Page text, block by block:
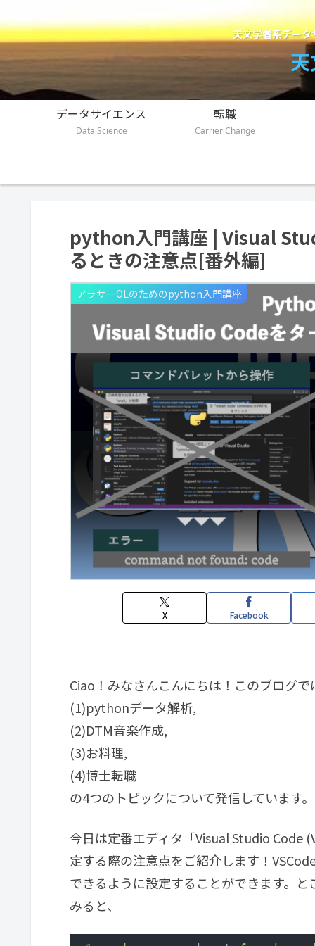
天文学者系デー
データサイエンス
Data Science
転職
Carrier Change
python入門講座 | Visual
るときの注意点[番外編]
アラサーOLのためのpython入門講座
X Facebook
Ciao！みなさんこんにちは！このブログで
(1)pythonデータ解析,
(2)DTM音楽作成,
(3)お料理,
(4)博士転職
の4つのトピックについて発信しています。
今日は定番エディタ「Visual Studio Code
定する際の注意点をご紹介します！
できるように設定することができます。
みると、